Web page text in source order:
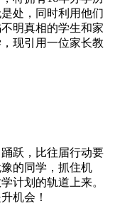
处，同时利用他们
明真相的学生和家
现引用一位家长教
跃，比往届行动要
的同学，抓住机
计划的轨道上来。
机会！